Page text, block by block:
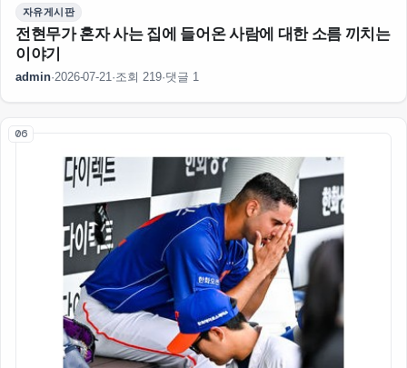
자유게시판
전현무가 혼자 사는 집에 들어온 사람에 대한 소름 끼치는
이야기
admin·2026-07-21·조회 219·댓글 1
06